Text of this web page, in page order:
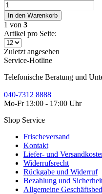
In den Warenkorb
1 von 3
Artikel pro Seite:
Zuletzt angesehen
Service-Hotline
Telefonische Beratung und
040-7312 8888
Mo-Fr 13:00 - 17:00 Uhr
Shop Service
Frischeversand
Kontakt
Liefer- und
Widerrufsrecht
Rückgabe und Widerruf
Bezahlung und
Allgemeine